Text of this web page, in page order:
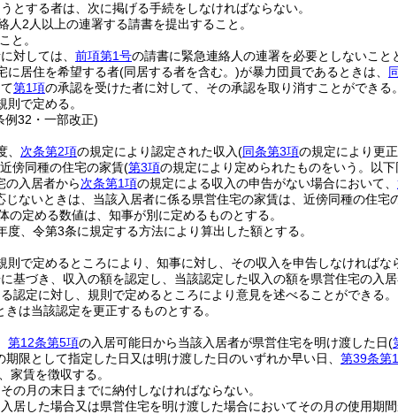
とする者は、次に掲げる手続をしなければならない。
2人以上の連署する請書を提出すること。
と。
対しては、 前項第1号の請書に緊急連絡人の連署を必要としないこと
に居住を希望する者(同居する者を含む。)が暴力団員であるときは、
第1項の承認を受けた者に対して、その承認を取り消すことができる。
で定める。
例32・一部改正)
次条第2項の規定により認定された収入(同条第3項の規定により更
傍同種の住宅の家賃(第3項の規定により定められたものをいう。以下
の入居者から次条第1項の規定による収入の申告がない場合において、
ないときは、当該入居者に係る県営住宅の家賃は、近傍同種の住宅
定める数値は、知事が別に定めるものとする。
、令第3条に規定する方法により算出した額とする。
で定めるところにより、知事に対し、その収入を申告しなければな
基づき、収入の額を認定し、当該認定した収入の額を県営住宅の入居
認定に対し、規則で定めるところにより意見を述べることができる。
は当該認定を更正するものとする。
第12条第5項の入居可能日から当該入居者が県営住宅を明け渡した日(
限として指定した日又は明け渡した日のいずれか早い日、 第39条第
家賃を徴収する。
の月の末日までに納付しなければならない。
居した場合又は県営住宅を明け渡した場合においてその月の使用期